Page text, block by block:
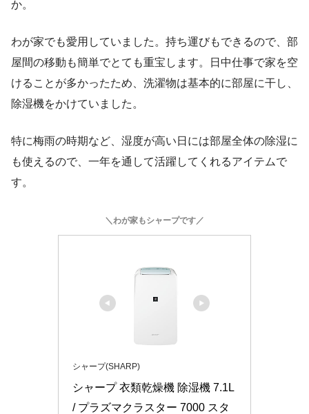
か。
わが家でも愛用していました。持ち運びもできるので、部
屋間の移動も簡単でとても重宝します。日中仕事で家を空
けることが多かったため、洗濯物は基本的に部屋に干し、
除湿機をかけていました。
特に梅雨の時期など、湿度が高い日には部屋全体の除湿に
も使えるので、一年を通して活躍してくれるアイテムで
す。
＼わが家もシャープです／
シャープ(SHARP)
シャープ 衣類乾燥機 除湿機 7.1L
/ プラズマクラスター 7000 スタ